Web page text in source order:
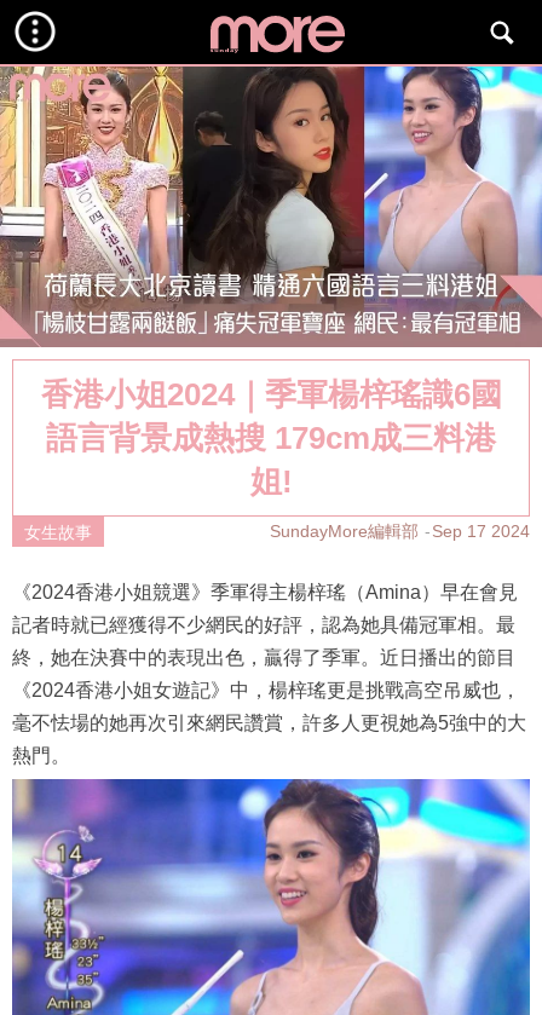
香港小姐2024｜季軍楊梓瑤識6國
語言背景成熱搜 179cm成三料港
姐!
女生故事 SundayMore編輯部 Sep 17 2024
《2024香港小姐競選》季軍得主楊梓瑤（Amina）早在會見
記者時就已經獲得不少網民的好評，認為她具備冠軍相。最
終，她在決賽中的表現出色，贏得了季軍。近日播出的節目
《2024香港小姐女遊記》中，楊梓瑤更是挑戰高空吊威也，
毫不怯場的她再次引來網民讚賞，許多人更視她為5強中的大
熱門。